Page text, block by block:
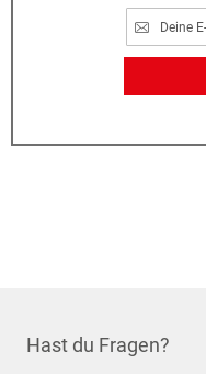
Hast du Fragen?